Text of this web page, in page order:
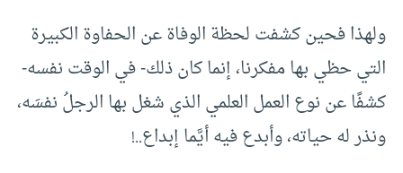
ولهذا فحين كشفت لحظة الوفاة عن الحفاوة الكبيرة
التي حظي بها مفكرنا، إنما كان ذلك- في الوقت نفسه-
كشفًا عن نوع العمل العلمي الذي شغل بها الرجلُ نفسَه،
ونذر له حياته، وأبدع فيه أيَّما إبداع..!